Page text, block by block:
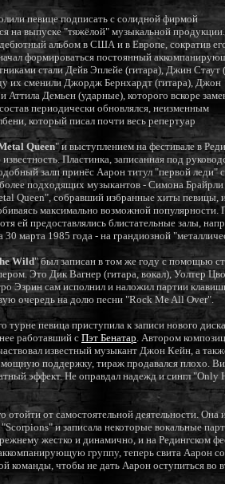
певице подписать с солидной фирмой
на выпуске "тяжёлой" музыкальной
альбом в США и в Европе, сократив
формироваться постоянный
стали Дейв Эплейе (гитара), Джин Стаут
их сменили Джордж Бернхардт (гитара), Джон
Демьен (ударные), которого вскоре
периодически обновлялся, неизменным
который писал почти весь репертуар
Queen" и выступлением на фестивале в
Пластинка, записанная под
залп принёс Аарон титул "первой леди"
подходящих музыкантов - Симона
Queen", собравший избранные хиты певицы,
максимально возможной
ей предоставлялись блистательные залы,
30 марта 1985 года - на грандиозной
Wild" был записан в том же году с помощью
Это Дик Вагнер (гитара, вокал), Уолтер
Эзрин сам исполнил и наложил партии
очередь на долю песни "Rock Me All Over".
певица приступила к записи нового
работавший с Пэт Бенатар. Автором
известный музыкант Джон Кейн, а
поддержку, тираж продавался плохо.
эффект. Не оправдал надежд и сингл
от самостоятельной деятельности. Она
и записала некоторые вокальные
жестко и динамично, и на Редингском
группу, теперь свита Аарон
команды, чтобы не дать Аарон оступиться во